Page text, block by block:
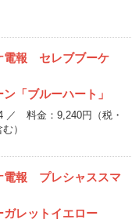
電報 セレブブーケ
「ブルーハート」
／ 料金：9,240円
（税・
）
電報 プレシャススマ
ガレットイエロー